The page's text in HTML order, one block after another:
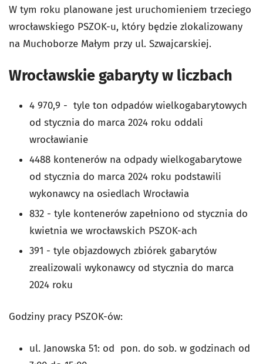
W tym roku planowane jest uruchomieniem trzeciego
wrocławskiego PSZOK-u, który będzie zlokalizowany
na Muchoborze Małym przy ul. Szwajcarskiej.
Wrocławskie gabaryty w liczbach
4 970,9 - tyle ton odpadów wielkogabarytowych
od stycznia do marca 2024 roku oddali
wrocławianie
4488 kontenerów na odpady wielkogabarytowe
od stycznia do marca 2024 roku podstawili
wykonawcy na osiedlach Wrocławia
832 - tyle kontenerów zapełniono od stycznia do
kwietnia we wrocławskich PSZOK-ach
391 - tyle objazdowych zbiórek gabarytów
zrealizowali wykonawcy od stycznia do marca
2024 roku
Godziny pracy PSZOK-ów:
ul. Janowska 51: od pon. do sob. w godzinach od